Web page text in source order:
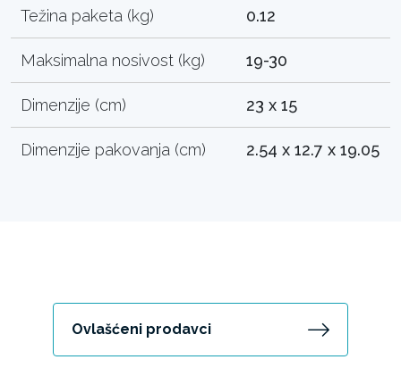
Težina paketa (kg) 0.12
Maksimalna nosivost (kg) 19-30
Dimenzije (cm) 23 x 15
Dimenzije pakovanja (cm) 2.54 x 12.7 x 19.05
Ovlašćeni prodavci